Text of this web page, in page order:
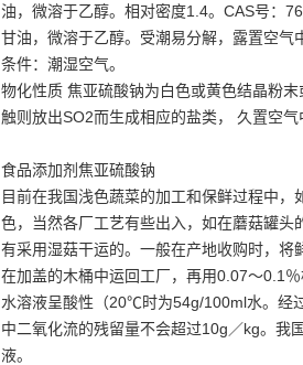
油，微溶于乙醇。相对密度1.4。CAS号：
甘油，微溶于乙醇。受潮易分解，露置空
条件：潮湿空气。
物化性质 焦亚硫酸钠为白色或黄色结晶粉
触则放出SO2而生成相应的盐类， 久置空
食品添加剂焦亚硫酸钠
目前在我国浅色蔬菜的加工和保鲜过程中
色，当然各厂工艺有些出入，如在蘑菇罐
有采用湿菇干运的。一般在产地收购时，
在加盖的木桶中运回工厂，再用0.07～0.1
水溶液呈酸性（20℃时为54g/100ml水。经
中二氧化流的残留量不会超过10g／kg。我
液。